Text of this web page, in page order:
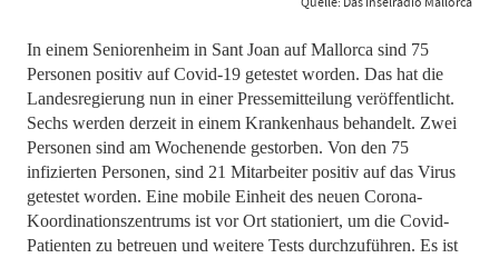
In einem Seniorenheim in Sant Joan auf Mallorca sind 75
Personen positiv auf Covid-19 getestet worden. Das hat die
Landesregierung nun in einer Pressemitteilung veröffentlicht.
Sechs werden derzeit in einem Krankenhaus behandelt. Zwei
Personen sind am Wochenende gestorben. Von den 75
infizierten Personen, sind 21 Mitarbeiter positiv auf das Virus
getestet worden. Eine mobile Einheit des neuen Corona-
Koordinationszentrums ist vor Ort stationiert, um die Covid-
Patienten zu betreuen und weitere Tests durchzuführen. Es ist